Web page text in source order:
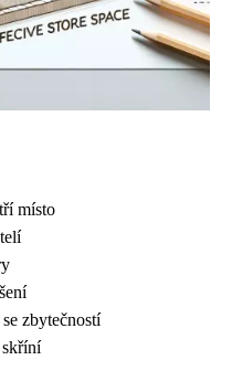
místo
zbytečností